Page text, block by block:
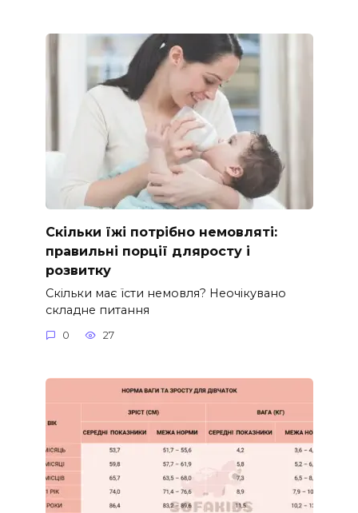
Скільки їжі потрібно немовляті:
правильні порції дляросту і
розвитку
Скільки має їсти немовля? Неочікувано
складне питання
0 27